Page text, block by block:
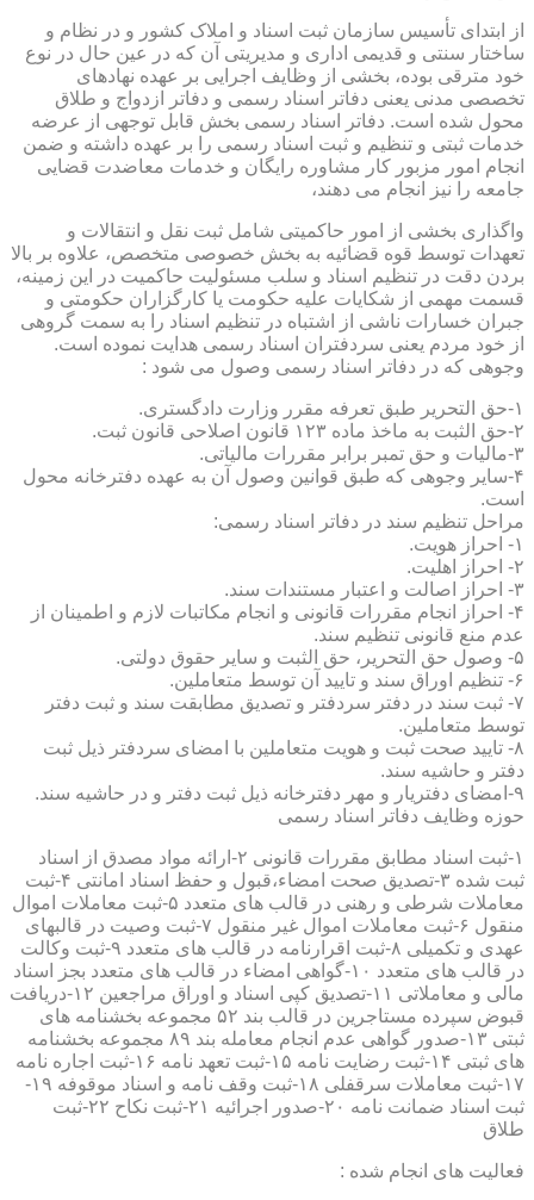
از ابتدای تأسیس سازمان ثبت اسناد و املاک کشور و در نظام و
ساختار سنتی و قدیمی اداری و مدیریتی آن که در عین حال در نوع
خود مترقی بوده، بخشی از وظایف اجرایی بر عهده نهادهای
تخصصی مدنی یعنی دفاتر اسناد رسمی و دفاتر ازدواج و طلاق
محول شده است. دفاتر اسناد رسمی بخش قابل توجهی از عرضه
خدمات ثبتی و تنظیم و ثبت اسناد رسمی را بر عهده داشته و ضمن
انجام امور مزبور کار مشاوره رایگان و خدمات معاضدت قضایی
جامعه را نیز انجام می دهند،
واگذاری بخشی از امور حاکمیتی شامل ثبت نقل و انتقالات و
تعهدات توسط قوه قضائیه به بخش خصوصی متخصص، علاوه بر بالا
بردن دقت در تنظیم اسناد و سلب مسئولیت حاکمیت در این زمینه،
قسمت مهمی از شکایات علیه حکومت یا کارگزاران حکومتی و
جبران خسارات ناشی از اشتباه در تنظیم اسناد را به سمت گروهی
از خود مردم یعنی سردفتران اسناد رسمی هدایت نموده است.
وجوهی که در دفاتر اسناد رسمی وصول می شود :
۱-حق التحریر طبق تعرفه مقرر وزارت دادگستری.
۲-حق الثبت به ماخذ ماده ۱۲۳ قانون اصلاحی قانون ثبت.
۳-مالیات و حق تمبر برابر مقررات مالیاتی.
۴-سایر وجوهی که طبق قوانین وصول آن به عهده دفترخانه محول
است.
مراحل تنظیم سند در دفاتر اسناد رسمی:
۱- احراز هویت.
۲- احراز اهلیت.
۳- احراز اصالت و اعتبار مستندات سند.
۴- احراز انجام مقررات قانونی و انجام مکاتبات لازم و اطمینان از
عدم منع قانونی تنظیم سند.
۵- وصول حق التحریر، حق الثبت و سایر حقوق دولتی.
۶- تنظیم اوراق سند و تایید آن توسط متعاملین.
۷- ثبت سند در دفتر سردفتر و تصدیق مطابقت سند و ثبت دفتر
توسط متعاملین.
۸- تایید صحت ثبت و هویت متعاملین با امضای سردفتر ذیل ثبت
دفتر و حاشیه سند.
۹-امضای دفتریار و مهر دفترخانه ذیل ثبت دفتر و در حاشیه سند.
حوزه وظایف دفاتر اسناد رسمی
۱-ثبت اسناد مطابق مقررات قانونی ۲-ارائه مواد مصدق از اسناد
ثبت شده ۳-تصدیق صحت امضاء،قبول و حفظ اسناد امانتی ۴-ثبت
معاملات شرطی و رهنی در قالب های متعدد ۵-ثبت معاملات اموال
منقول ۶-ثبت معاملات اموال غیر منقول ۷-ثبت وصیت در قالبهای
عهدی و تکمیلی ۸-ثبت اقرارنامه در قالب های متعدد ۹-ثبت وکالت
در قالب های متعدد ۱۰-گواهی امضاء در قالب های متعدد بجز اسناد
مالی و معاملاتی ۱۱-تصدیق کپی اسناد و اوراق مراجعین ۱۲-دریافت
قبوض سپرده مستاجرین در قالب بند ۵۲ مجموعه بخشنامه های
ثبتی ۱۳-صدور گواهی عدم انجام معامله بند ۸۹ مجموعه بخشنامه
های ثبتی ۱۴-ثبت رضایت نامه ۱۵-ثبت تعهد نامه ۱۶-ثبت اجاره نامه
۱۷-ثبت معاملات سرقفلی ۱۸-ثبت وقف نامه و اسناد موقوفه ۱۹-
ثبت اسناد ضمانت نامه ۲۰-صدور اجرائیه ۲۱-ثبت نکاح ۲۲-ثبت
طلاق
فعالیت های انجام شده :